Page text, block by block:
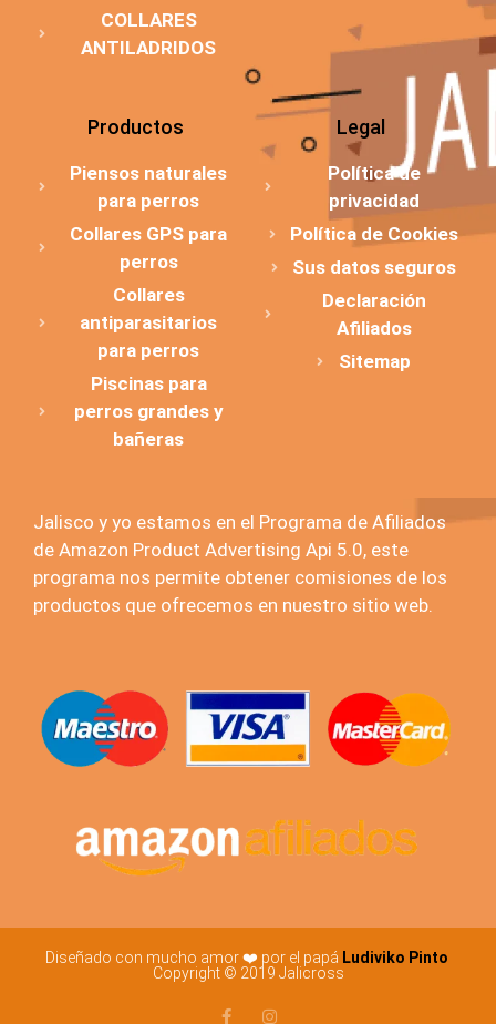
COLLARES
ANTILADRIDOS
Productos
Piensos naturales
para perros
Collares GPS para
perros
Collares
antiparasitarios
para perros
Piscinas para
perros grandes y
bañeras
Legal
Política de
privacidad
Política de Cookies
Sus datos seguros
Declaración
Afiliados
Sitemap
Jalisco y yo estamos en el Programa de Afiliados
de Amazon Product Advertising Api 5.0, este
programa nos permite obtener comisiones de los
productos que ofrecemos en nuestro sitio web.
Diseñado con mucho amor ❤️ por el papá Ludiviko Pinto
Copyright © 2019 Jalicross